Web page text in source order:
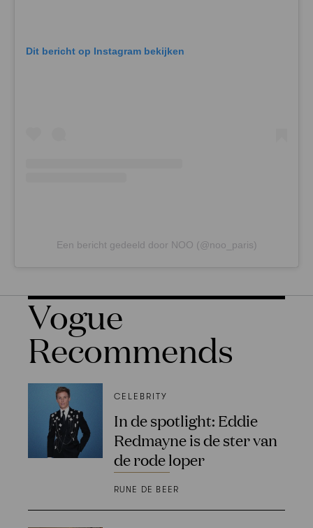
Dit bericht op Instagram bekijken
Een bericht gedeeld door NOO (@noo_paris)
Vogue
Recommends
CELEBRITY
In de spotlight: Eddie
Redmayne is de ster van
de rode loper
RUNE DE BEER